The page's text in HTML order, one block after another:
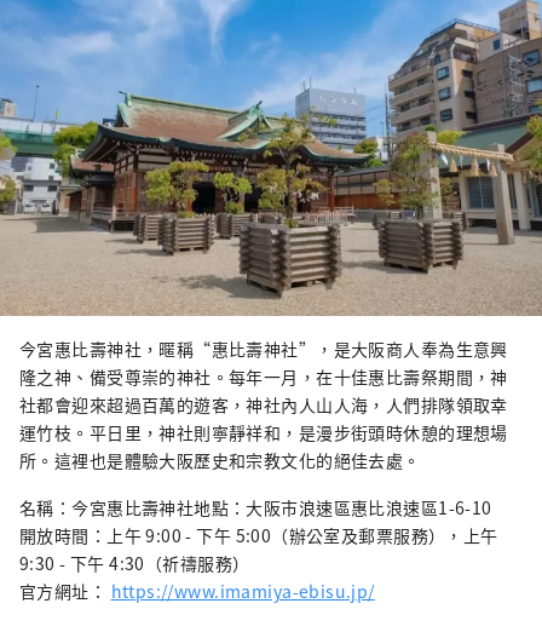
今宮惠比壽神社，暱稱“惠比壽神社”，是大阪商人奉為生意興
隆之神、備受尊崇的神社。每年一月，在十佳惠比壽祭期間，神
社都會迎來超過百萬的遊客，神社內人山人海，人們排隊領取幸
運竹枝。平日里，神社則寧靜祥和，是漫步街頭時休憩的理想場
所。這裡也是體驗大阪歷史和宗教文化的絕佳去處。
名稱：今宮惠比壽神社地點：大阪市浪速區惠比浪速區1-6-10
開放時間：上午 9:00 - 下午 5:00（辦公室及郵票服務），上午
9:30 - 下午 4:30（祈禱服務）
官方網址： https://www.imamiya-ebisu.jp/